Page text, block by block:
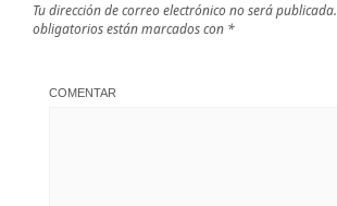
Tu dirección de correo electrónico no será publicada.
obligatorios están marcados con *
COMENTAR